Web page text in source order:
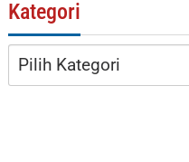
Kategori
Kategori